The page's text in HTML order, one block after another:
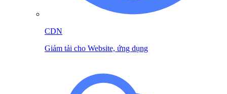
CDN
Giảm tải cho Website, ứng dụng